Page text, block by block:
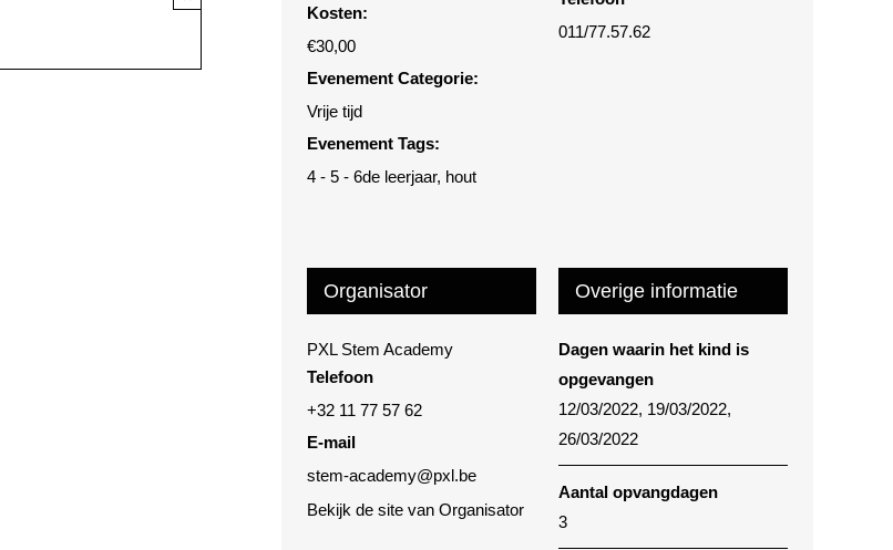
Kosten:
€30,00
Evenement Categorie:
Vrije tijd
Evenement Tags:
4 - 5 - 6de leerjaar, hout
011/77.57.62
Organisator
PXL Stem Academy
Telefoon
+32 11 77 57 62
E-mail
stem-academy@pxl.be
Bekijk de site van Organisator
Overige informatie
Dagen waarin het kind is
opgevangen
12/03/2022, 19/03/2022,
26/03/2022
Aantal opvangdagen
3